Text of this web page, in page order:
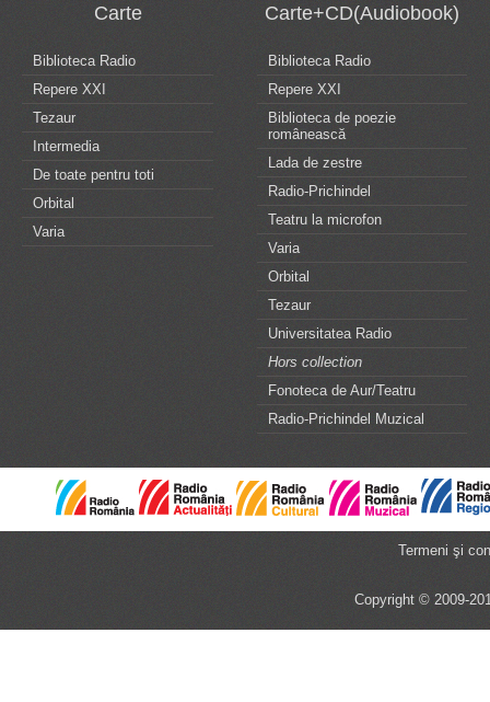
Carte
Biblioteca Radio
Repere XXI
Tezaur
Intermedia
De toate pentru toti
Orbital
Varia
Carte+CD(Audiobook)
Biblioteca Radio
Repere XXI
Biblioteca de poezie
românească
Lada de zestre
Radio-Prichindel
Teatru la microfon
Varia
Orbital
Tezaur
Universitatea Radio
Hors collection
Fonoteca de Aur/Teatru
Radio-Prichindel Muzical
Termeni şi
Copyright © 2009-